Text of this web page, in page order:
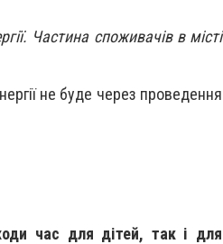
Частина споживачів в місті
не буде через проведення
час для дітей, так і для